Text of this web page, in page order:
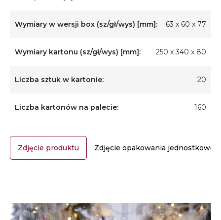
Wymiary w wersji box (sz/gł/wys) [mm]: 63 x 60 x 77
Wymiary kartonu (sz/gł/wys) [mm]: 250 x 340 x 80
Liczba sztuk w kartonie: 20
Liczba kartonów na palecie: 160
Zdjęcie produktu Zdjęcie opakowania